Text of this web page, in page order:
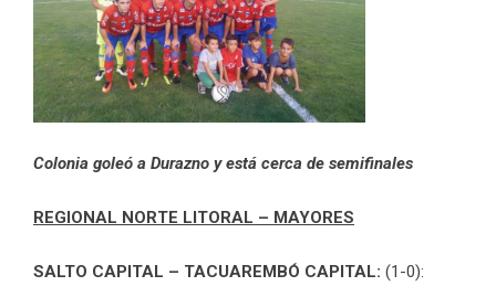
Colonia goleó a Durazno y está cerca de semifinales
REGIONAL NORTE LITORAL – MAYORES
SALTO CAPITAL – TACUAREMBÓ CAPITAL: (1-0):